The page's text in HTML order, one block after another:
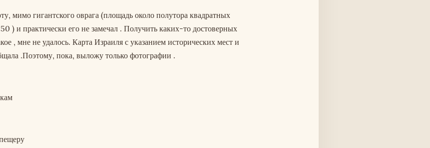
мимо гигантского оврага (площадь около полутора квадратных
) и практически его не замечал . Получить каких-то достоверных
, мне не удалось. Карта Израиля с указанием исторических мест и
.Поэтому, пока, выложу только фотографии .